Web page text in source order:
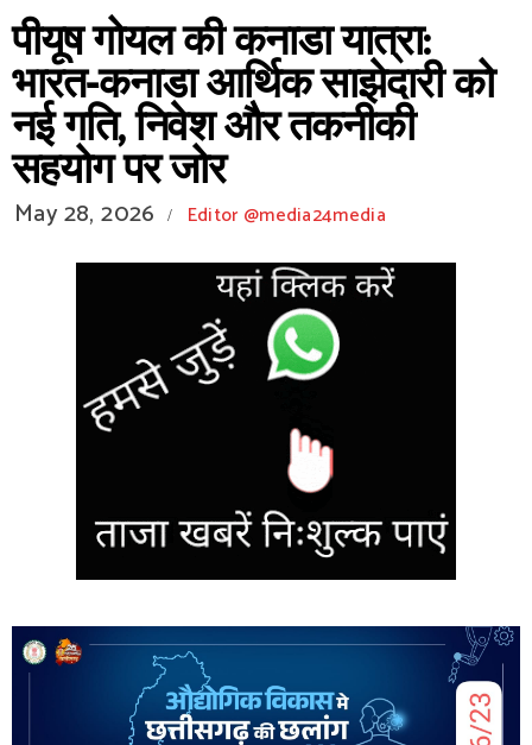
पीयूष गोयल की कनाडा यात्रा:
भारत-कनाडा आर्थिक साझेदारी को
नई गति, निवेश और तकनीकी
सहयोग पर जोर
May 28, 2026 / Editor @media24media